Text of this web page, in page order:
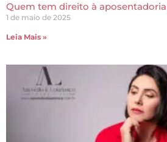
Quem tem direito à
1 de maio de 2025
Leia Mais »